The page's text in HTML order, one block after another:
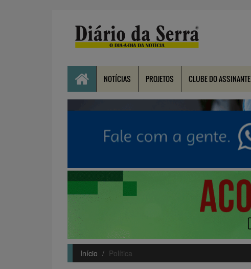
NOTÍCIAS PROJETOS CLUBE DO ASSINANTE
Início Política